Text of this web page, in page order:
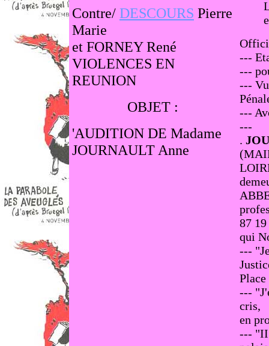
Contre/ DESCOURS Pierre
Marie
et FORNEY René
VIOLENCES EN
REUNION
OBJET :
'AUDITION DE Madame
JOURNAULT Anne
---
---
---
---
---
.
87
qui
---
---
cris,
en
--- "II